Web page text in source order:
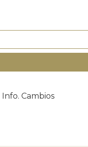
Info. Cambios